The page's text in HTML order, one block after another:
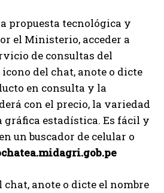
propuesta tecnológica y
el Ministerio, acceder a
de consultas del
del chat, anote o dicte
en consulta y la
con el precio, la variedad
gráfica estadística. Es fácil y
un buscador de celular o
chat, anote o dicte el nombre